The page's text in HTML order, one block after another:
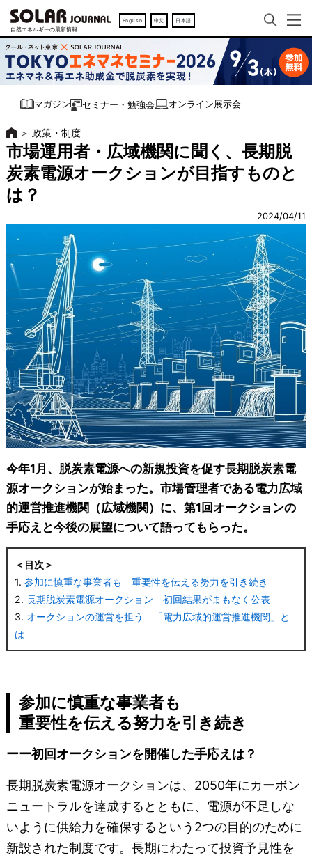
English 中文 日本語
マガジン セミナー・勉強会 オンライン展示会
＞ 政策・制度
市場運用者・広域機関に聞く、長期脱
炭素電源オークションが目指すものと
は？
2024/04/11
今年1月、脱炭素電源への新規投資を促す長期脱炭素電
源オークションが始まった。市場管理者である電力広域
的運営推進機関（広域機関）に、第1回オークションの
手応えと今後の展望について語ってもらった。
＜目次＞
1. 参加に慎重な事業者も 重要性を伝える努力を引き続き
2. 長期脱炭素電源オークション 初回結果がまもなく公表
3. オークションの運営を担う 「電力広域的運営推進機関」と
は
参加に慎重な事業者も
重要性を伝える努力を引き続き
ーー初回オークションを開催した手応えは？
長期脱炭素電源オークションは、2050年にカーボン
ニュートラルを達成するとともに、電源が不足しな
いように供給力を確保するという2つの目的のために
新設された制度です。長期にわたって投資予見性を